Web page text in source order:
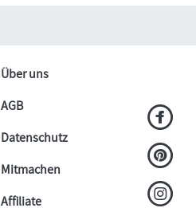
Über uns
AGB
Datenschutz
Mitmachen
Affiliate